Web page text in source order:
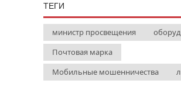
ТЕГИ
министр просвещения
Почтовая марка
Мобильные мошенничества